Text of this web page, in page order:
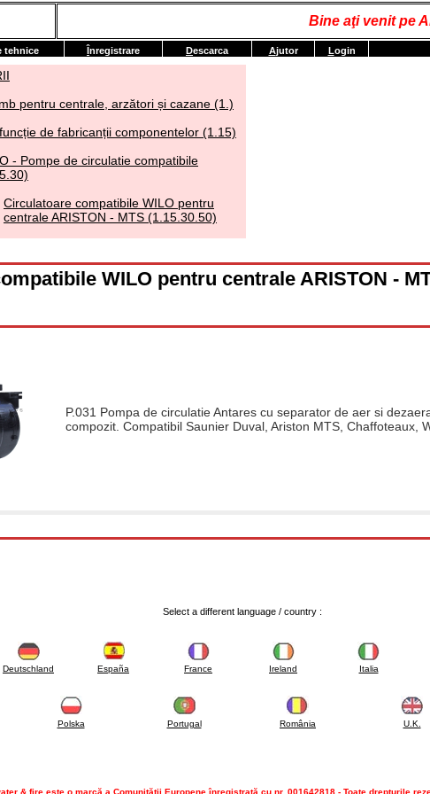
Bine aţi venit pe
pentru centrale, arzători și cazane (1.)
de fabricanții componentelor (1.15)
- Pompe de circulatie compatibile
Circulatoare compatibile WILO pentru
centrale ARISTON - MTS (1.15.30.50)
WILO pentru centrale ARISTON -
P.031 Pompa de circulatie Antares cu separator de aer si
compozit. Compatibil Saunier Duval, Ariston MTS, Chaffoteaux,
Select a different language / country :
Deutschland España France Ireland Italia
Polska Portugal România U.K.
& fire este o marcă a Comunităţii Europene înregistrată cu nr. 001642818 - Toate drepturile
tehnice Înregistrare Descarca Ajutor Login